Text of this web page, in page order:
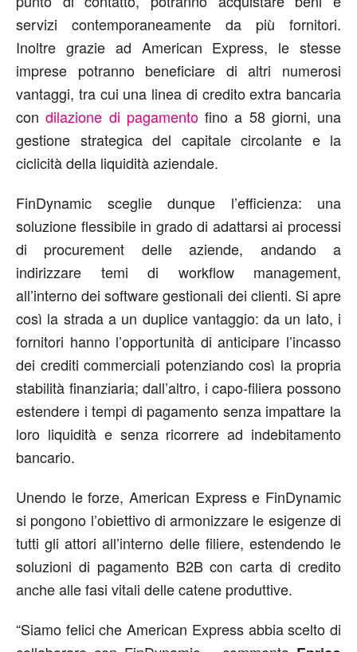
servizi contemporaneamente da più fornitori.
Inoltre grazie ad American Express, le stesse
imprese potranno beneficiare di altri numerosi
vantaggi, tra cui una linea di credito extra bancaria
condilazione di pagamentofino a 58 giorni, una
gestione strategica del capitale circolante e la
ciclicità della liquidità aziendale.
FinDynamic sceglie dunque l’efficienza: una
soluzione flessibile in grado di adattarsi ai processi
di procurement delle aziende, andando a
indirizzare temi di workflow management,
all’interno dei software gestionali dei clienti. Si apre
così la strada a un duplice vantaggio: da un lato, i
fornitori hanno l’opportunità di anticipare l’incasso
dei crediti commerciali potenziando così la propria
stabilità finanziaria; dall’altro, i capo-filiera possono
estendere i tempi di pagamento senza impattare la
loro liquidità e senza ricorrere ad indebitamento
bancario.
Unendo le forze, American Express e FinDynamic
si pongono l’obiettivo di armonizzare le esigenze di
tutti gli attori all’interno delle filiere, estendendo le
soluzioni di pagamento B2B con carta di credito
anche alle fasi vitali delle catene produttive.
“Siamo felici che American Express abbia scelto di